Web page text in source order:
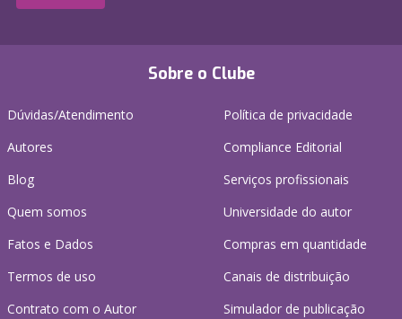
Sobre o Clube
Dúvidas/Atendimento
Autores
Blog
Quem somos
Fatos e Dados
Termos de uso
Contrato com o Autor
Política de privacidade
Compliance Editorial
Serviços profissionais
Universidade do autor
Compras em quantidade
Canais de distribuição
Simulador de publicação